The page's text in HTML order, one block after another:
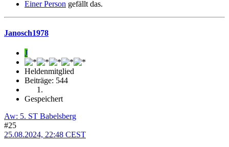
Einer Person gefällt das.
Janosch1978
J
Heldenmitglied
Beiträge: 544
Gespeichert
Aw: 5. ST Babelsberg
#25
25.08.2024, 22:48 CEST